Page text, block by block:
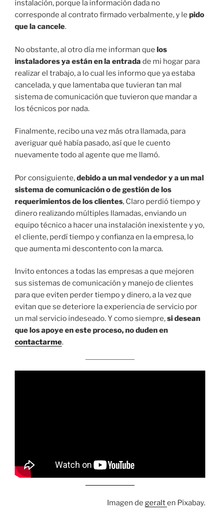
instalación, porque la información dada no
corresponde al contrato firmado verbalmente, y le pido
que la cancele.
No obstante, al otro día me informan que los
instaladores ya están en la entrada de mi hogar para
realizar el trabajo, a lo cual les informo que ya estaba
cancelada, y que lamentaba que tuvieran tan mal
sistema de comunicación que tuvieron que mandar a
los técnicos por nada.
Finalmente, recibo una vez más otra llamada, para
averiguar qué había pasado, así que le cuento
nuevamente todo al agente que me llamó.
Por consiguiente,debido a un mal vendedor y a un mal
sistema de comunicación o de gestión de los
requerimientos de los clientes, Claro perdió tiempo y
dinero realizando múltiples llamadas, enviando un
equipo técnico a hacer una instalación inexistente y yo,
el cliente, perdí tiempo y confianza en la empresa, lo
que aumenta mi descontento con la marca.
Invito entonces a todas las empresas a que mejoren
sus sistemas de comunicación y manejo de clientes
para que eviten perder tiempo y dinero, a la vez que
evitan que se deteriore la experiencia de servicio por
un mal servicio indeseado. Y como siempre,si desean
que los apoye en este proceso, no duden en
contactarme.
Imagen de geralten Pixabay.